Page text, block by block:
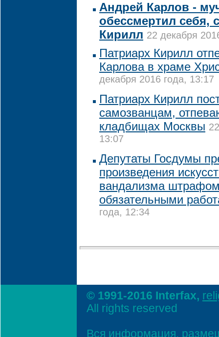
Андрей Карлов -
обессмертил себя,
Кирилл 22 декабря
Патриарх Кирилл
Карлова в храме
декабря 2016 года, 13:17
Патриарх Кирилл
самозванцам,
кладбищах Москвы
13:07
Депутаты Госдумы
произведения
вандализма
обязательными
года, 12:34
© 1991-2016 Interfax,
All rights reserved
Вся информация,